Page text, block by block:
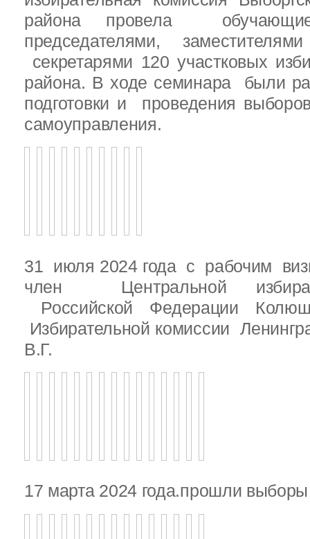
района провела
председателями,
секретарями 120 участковых
района. В ходе семинара были
подготовки и проведения
самоуправления.
31 июля 2024 года с рабочим
член Центральной
Российской Федерации
Избирательной комиссии
В.Г.
17 марта 2024 года.прошли